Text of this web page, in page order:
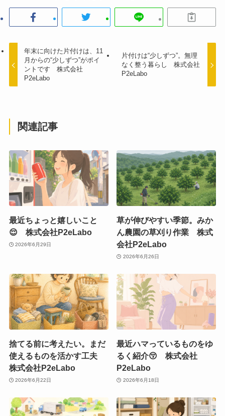
年末に向けた片付けは、11
月からの“少しずつ”がポイ
ントです 株式会社
P2eLabo
片付けは“少しずつ”。無理
なく整う暮らし 株式会社
P2eLabo
関連記事
最近ちょっと嬉しいこと
😌 株式会社P2eLabo
2026年6月29日
草が伸びやすい季節。みか
ん農園の草刈り作業 株式
会社P2eLabo
2026年6月26日
捨てる前に考えたい。まだ
使えるものを活かす工夫
株式会社P2eLabo
2026年6月22日
最近ハマっているものをゆ
るく紹介😚 株式会社
P2eLabo
2026年6月18日